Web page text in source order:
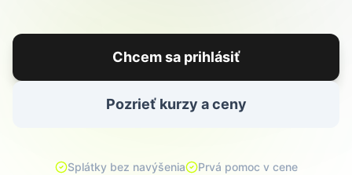
Chcem sa prihlásiť
Pozrieť kurzy a ceny
Splátky bez navýšenia
Prvá pomoc v cene